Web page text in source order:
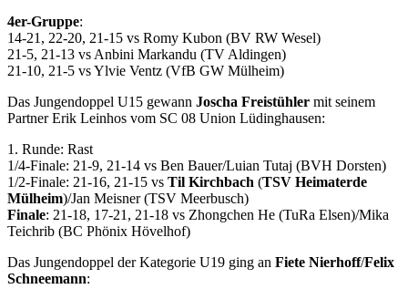
4er-Gruppe:
14-21, 22-20, 21-15 vs Romy Kubon (BV RW Wesel)
21-5, 21-13 vs Anbini Markandu (TV Aldingen)
21-10, 21-5 vs Ylvie Ventz (VfB GW Mülheim)
Das Jungendoppel U15 gewann Joscha Freistühler mit seinem
Partner Erik Leinhos vom SC 08 Union Lüdinghausen:
1. Runde: Rast
1/4-Finale: 21-9, 21-14 vs Ben Bauer/Luian Tutaj (BVH Dorsten)
1/2-Finale: 21-16, 21-15 vs Til Kirchbach (TSV Heimaterde
Mülheim)/Jan Meisner (TSV Meerbusch)
Finale: 21-18, 17-21, 21-18 vs Zhongchen He (TuRa Elsen)/Mika
Teichrib (BC Phönix Hövelhof)
Das Jungendoppel der Kategorie U19 ging an Fiete Nierhoff/Felix
Schneemann: